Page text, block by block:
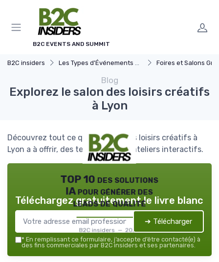
B2C EVENTS AND SUMMIT
B2C insiders Les Types d'Événements B2C Foires et Salons Grand
Blog
Explorez le salon des loisirs créatifs
à Lyon
Découvrez tout ce que le salon des loisirs créatifs à
Lyon a à offrir, des tendances aux ateliers interactifs.
TOP 10 des solutions
IA pour générer des
leads de qualité
B2C insiders — 2026
Téléchargez gratuitement le livre blanc
➔ Télécharger
* En remplissant ce formulaire, j’accepte d’être contacté(e) à
des fins commerciales par B2C insiders et ses partenaires.
Panneau de gestion des cookies